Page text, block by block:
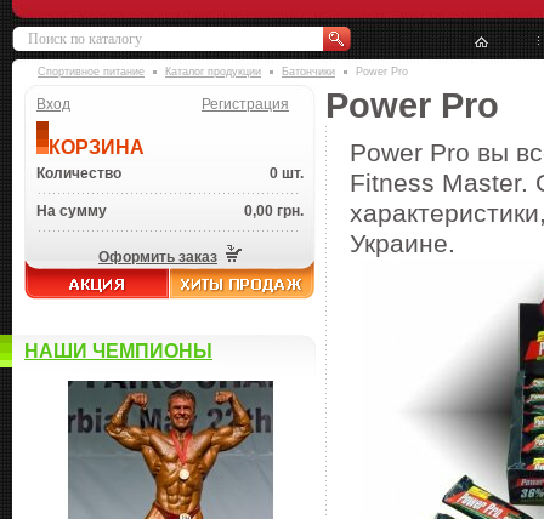
Спортивное питание Каталог продукции Батончики Power Pro
Вход Регистрация
КОРЗИНА
Количество 0 шт.
На сумму 0,00 грн.
Оформить заказ
НАШИ ЧЕМПИОНЫ
Power Pro
Power Pro вы
Fitness Master.
Украине.